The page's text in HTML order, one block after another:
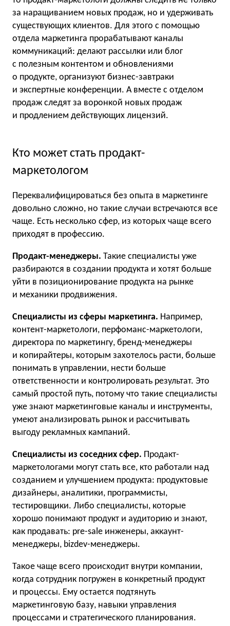
за наращиванием новых продаж, но и удерживать
существующих клиентов. Для этого с помощью
отдела маркетинга прорабатывают каналы
коммуникаций: делают рассылки или блог
с полезным контентом и обновлениями
о продукте, организуют бизнес-завтраки
и экспертные конференции. А вместе с отделом
продаж следят за воронкой новых продаж
и продлением действующих лицензий.
Кто может стать продакт-
маркетологом
Переквалифицироваться без опыта в маркетинге
довольно сложно, но такие случаи встречаются все
чаще. Есть несколько сфер, из которых чаще всего
приходят в профессию.
Продакт-менеджеры. Такие специалисты уже
разбираются в создании продукта и хотят больше
уйти в позиционирование продукта на рынке
и механики продвижения.
Специалисты из сферы маркетинга. Например,
контент-маркетологи, перфоманс-маркетологи,
директора по маркетингу, бренд-менеджеры
и копирайтеры, которым захотелось расти, больше
понимать в управлении, нести больше
ответственности и контролировать результат. Это
самый простой путь, потому что такие специалисты
уже знают маркетинговые каналы и инструменты,
умеют анализировать рынок и рассчитывать
выгоду рекламных кампаний.
Специалисты из соседних сфер. Продакт-
маркетологами могут стать все, кто работали над
созданием и улучшением продукта: продуктовые
дизайнеры, аналитики, программисты,
тестировщики. Либо специалисты, которые
хорошо понимают продукт и аудиторию и знают,
как продавать: pre-sale инженеры, аккаунт-
менеджеры, bizdev-менеджеры.
Такое чаще всего происходит внутри компании,
когда сотрудник погружен в конкретный продукт
и процессы. Ему остается подтянуть
маркетинговую базу, навыки управления
процессами и стратегического планирования.